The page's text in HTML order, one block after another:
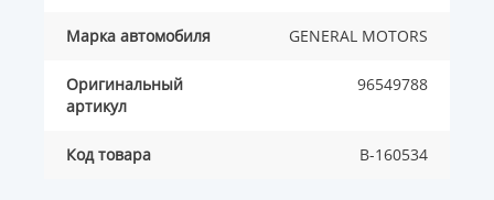
Марка автомобиля GENERAL MOTORS
Оригинальный
артикул
96549788
Код товара B-160534